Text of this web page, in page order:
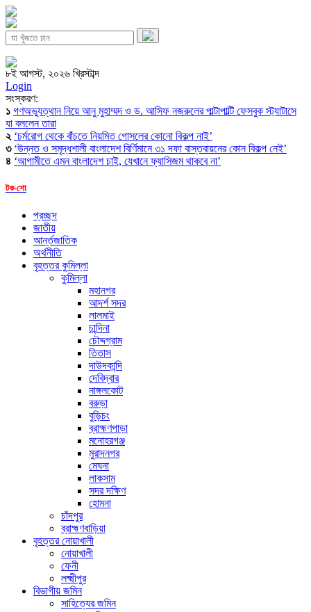
৮ই আগস্ট, ২০২৬ খ্রিস্টাব্দ
Login
সংস্করণ:
১ গণঅভ্যুত্থান নিয়ে আনু মুহাম্মদ ও ড. আসিফ নজরুলের পাল্টাপাল্টি ফেসবুক স্ট্যাটাসে
যা বললেন তারা
২ ‘চর্মরোগ থেকে বাঁচতে নিয়মিত গোসলের কোনো বিকল্প নাই’
৩ ‘উন্নত ও সমৃদ্ধশালী বাংলাদেশ বির্ণিমানে ৩১ দফা বাস্তবায়নের কোন বিকল্প নেই’
৪ ‘আগামীতে এমন বাংলাদেশ চাই, যেখানে ফ্যাসিজম থাকবে না’
টক-শো
প্রচ্ছদ
জাতীয়
আর্ন্তজাতিক
অর্থনীতি
বৃহত্তর কুমিল্লা
কুমিল্লা
মহানগর
আদর্শ সদর
লালমাই
চান্দিনা
চৌদ্দগ্রাম
তিতাস
দাউদকান্দি
দেবিদ্বার
নাঙ্গলকোট
বরুড়া
বুড়িচং
ব্রাহ্মণপাড়া
মনোহরগঞ্জ
মুরাদনগর
মেঘনা
লাকসাম
সদর দক্ষিণ
হোমনা
চাঁদপুর
ব্রাহ্মণবাড়িয়া
বৃহত্তর নোয়াখালী
নোয়াখালী
ফেনী
লক্ষ্মীপুর
বিভাগীয় জমিন
সাহিত্যের জমিন